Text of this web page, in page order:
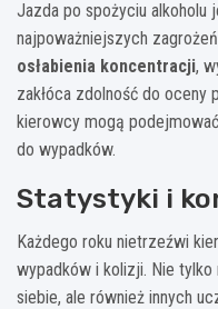
Jazda po spożyciu alkoholu
najpoważniejszych
osłabienia koncentracji,
zakłóca zdolność do oceny
kierowcy mogą
do wypadków.
Statystyki i
Każdego roku nietrzeźwi
wypadków i kolizji. Nie
siebie, ale również innych